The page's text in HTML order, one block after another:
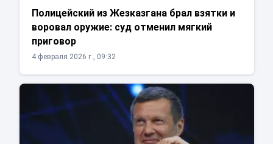
Полицейский из Жезказгана брал взятки и
воровал оружие: суд отменил мягкий
приговор
4 февраля 2026 г., 09:32